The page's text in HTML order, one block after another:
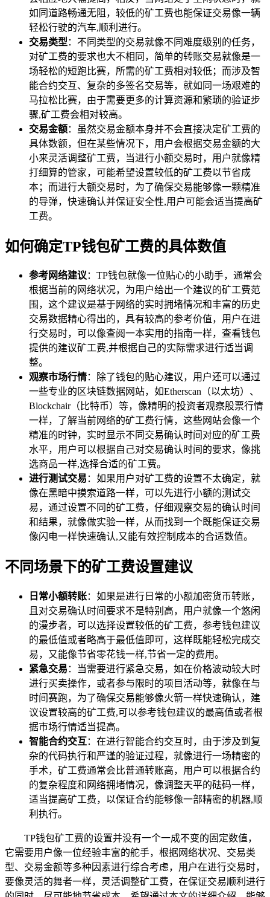
如同道路畅通无阻，较低的矿工费也能保证交易像一辆
轻松行驶的汽车,顺利进行。
交易类型 ：不同类型的交易就像不同难度级别的任务，
对矿工费的要求也大不相同，简单的转账交易就像是一
场轻松的短跑比赛，所需的矿工费相对较低；而涉及智
能合约交互、复杂的多签名交易等，就如同一场艰难的
马拉松比赛，由于需要更多的计算资源和繁琐的验证步
骤,矿工费会相对较高。
交易金额：虽然交易金额本身并不会直接决定矿工费的
具体数额，但在某些情况下，用户会根据交易金额的大
小来灵活调整矿工费，当进行小额交易时，用户就像精
打细算的管家，可能希望设置较低的矿工费以节省成
本；而进行大额交易时，为了确保交易能够像一颗精准
的导弹，快速确认并保证安全性,用户可能会适当提高矿
工费。
如何确定TP钱包矿工费的具体数值
参考网络建议：TP钱包就像一位贴心的小助手，通常会
根据当前的网络状况，为用户给出一个建议的矿工费范
围，这个建议是基于网络的实时拥堵情况和丰富的历史
交易数据精心得出的，具有较高的参考价值，用户在进
行交易时，可以像查阅一本实用的指南一样，查看钱包
提供的建议矿工费,并根据自己的实际需求进行适当调
整。
观察市场行情：除了钱包的贴心建议，用户还可以通过
一些专业的区块链数据网站，如Etherscan（以太坊）、
Blockchair（比特币）等，像精明的投资者观察股票行情
一样，了解当前网络的矿工费行情，这些网站会像一个
精准的时钟，实时显示不同交易确认时间对应的矿工费
水平，用户可以根据自己对交易确认时间的要求，像挑
选商品一样,选择合适的矿工费。
进行测试交易 ：如果用户对矿工费的设置不太确定，就
像在黑暗中摸索道路一样，可以先进行小额的测试交
易，通过设置不同的矿工费，仔细观察交易的确认时间
和结果，就像做实验一样，从而找到一个既能保证交易
像闪电一样快速确认,又能有效控制成本的合适数值。
不同场景下的矿工费设置建议
日常小额转账：如果是进行日常的小额加密货币转账，
且对交易确认时间要求不是特别高，用户就像一个悠闲
的漫步者，可以选择设置较低的矿工费，参考钱包建议
的最低值或者略高于最低值即可，这样既能轻松完成交
易，又能像节省零花钱一样,节省一定的费用。
紧急交易 ：当需要进行紧急交易，如在价格波动较大时
进行买卖操作，或者参与限时的项目活动等，就像在与
时间赛跑，为了确保交易能够像火箭一样快速确认，建
议设置较高的矿工费,可以参考钱包建议的最高值或者根
据市场行情适当提高。
智能合约交互 ：在进行智能合约交互时，由于涉及到复
杂的代码执行和严谨的验证过程，就像进行一场精密的
手术，矿工费通常会比普通转账高，用户可以根据合约
的复杂程度和网络拥堵情况，像调整天平的砝码一样，
适当提高矿工费，以保证合约能够像一部精密的机器,顺
利执行。
TP钱包矿工费的设置并没有一个一成不变的固定数值，
它需要用户像一位经验丰富的舵手，根据网络状况、交易类
型、交易金额等多种因素进行综合考虑，用户在进行交易时，
要像灵活的舞者一样，灵活调整矿工费，在保证交易顺利进行